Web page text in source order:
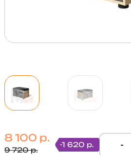
8 100 р.
9 720 р.
-1 620 р. -